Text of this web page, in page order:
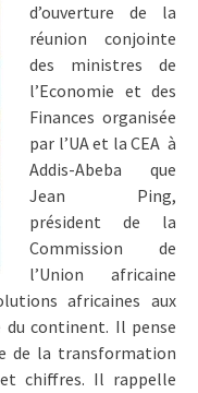
d’ouverture de la
réunion conjointe
des ministres de
l’Economie et des
Finances organisée
par l’UA et la CEA à
Addis-Abeba que
Jean Ping,
président de la
Commission de
l’Union africaine
africaines aux
continent. Il pense
de la transformation
chiffres. Il rappelle